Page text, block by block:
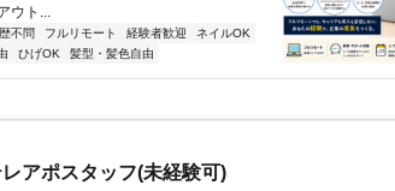
ウト...
不問 フルリモート 経験者歓迎
ネイルOK
ひげOK 髪型・髪色自由
アポスタッフ(未経験可)